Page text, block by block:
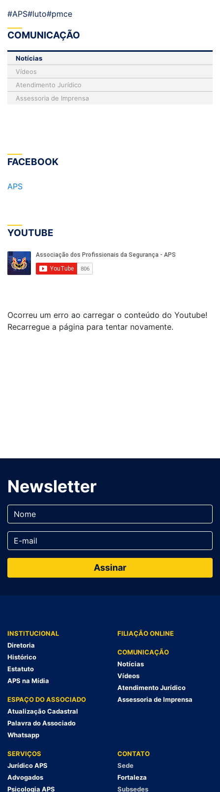
#APS#luto#pmce
COMUNICAÇÃO
Notícias
Vídeos
Atendimento Jurídico
Assessoria de Imprensa
FACEBOOK
APS
YOUTUBE
Ocorreu um erro ao carregar o conteúdo do Youtube!
Recarregue a página para tentar novamente.
Newsletter
INSTITUCIONAL
Diretoria
Histórico
Estatuto
APS na Mídia
ESPAÇO DO ASSOCIADO
Atualização Cadastral
Palavra do Associado
Whatsapp
FILIAÇÃO ONLINE
COMUNICAÇÃO
Notícias
Vídeos
Atendimento Jurídico
Assessoria de Imprensa
SERVIÇOS
Jurídico APS
Advogados
Psicologia APS
CONTATO
Sede
Fortaleza
Subsedes